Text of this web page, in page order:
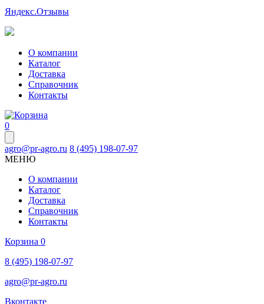
Яндекс.Отзывы
О компании
Каталог
Доставка
Справочник
Контакты
0
agro@pr-agro.ru 8 (495) 198-07-97
МЕНЮ
О компании
Каталог
Доставка
Справочник
Контакты
Корзина 0
8 (495) 198-07-97
agro@pr-agro.ru
Вконтакте